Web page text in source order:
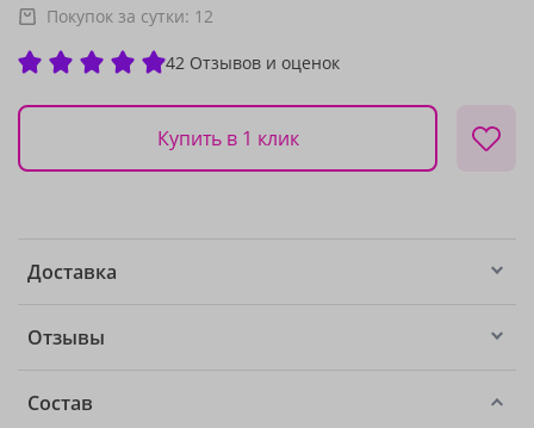
Покупок за сутки: 12
42 Отзывов и оценок
Купить в 1 клик
Доставка
Отзывы
Состав